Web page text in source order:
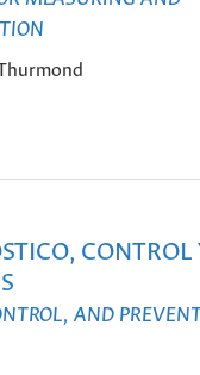
CONTROL
AND